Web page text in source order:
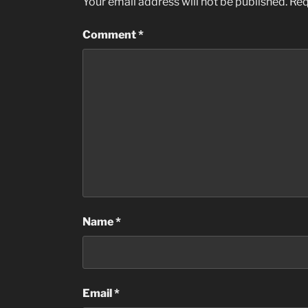
Comment*
Name*
Email *